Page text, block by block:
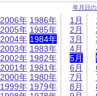
年月日
2006年
2005年
2004年
2003年
2002年
2001年
2000年
1999年
1986年
1985年
1984年
1983年
1982年
1981年
1980年
1979年
1月
2月
3月
4月
5月
6月
7月
8月